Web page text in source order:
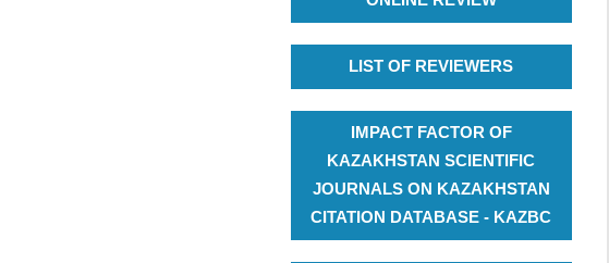
LIST OF REVIEWERS
IMPACT FACTOR OF
KAZAKHSTAN SCIENTIFIC
JOURNALS ON KAZAKHSTAN
CITATION DATABASE - KAZBC